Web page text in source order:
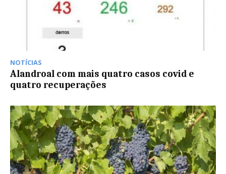
NOTÍCIAS
Alandroal com mais quatro casos covid e
quatro recuperações